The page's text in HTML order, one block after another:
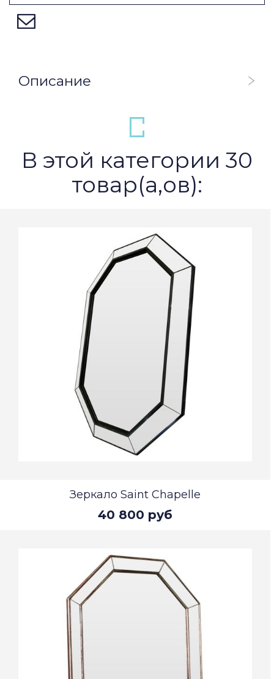
Описание
В этой категории 30
товар(а,ов):
Зеркало Saint Chapelle
40 800 руб